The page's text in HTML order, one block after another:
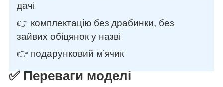
дачі
👉 комплектацію без драбинки, без
зайвих обіцянок у назві
👉 подарунковий м’ячик
✅ Переваги моделі